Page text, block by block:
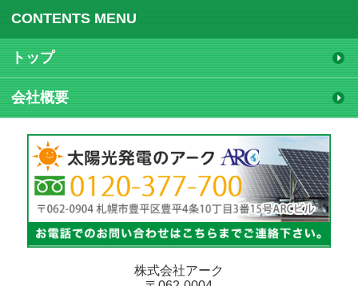
CONTENTS MENU
トップ
会社概要
株式会社アーク